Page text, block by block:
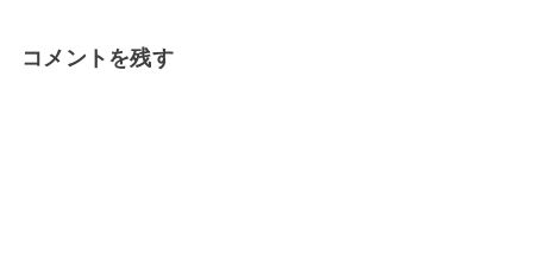
コメントを残す